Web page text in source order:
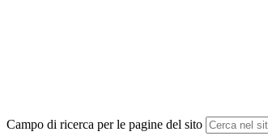
Campo di ricerca per le pagine del sito